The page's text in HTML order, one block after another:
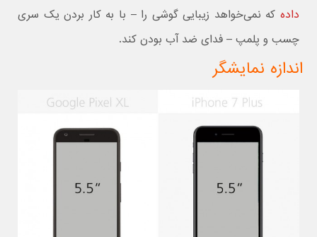
داده که نمی‌خواهد زیبایی گوشی را – با به کار بردن یک سری
چسب و پلمپ – فدای ضد آب بودن کند.
اندازه نمایشگر